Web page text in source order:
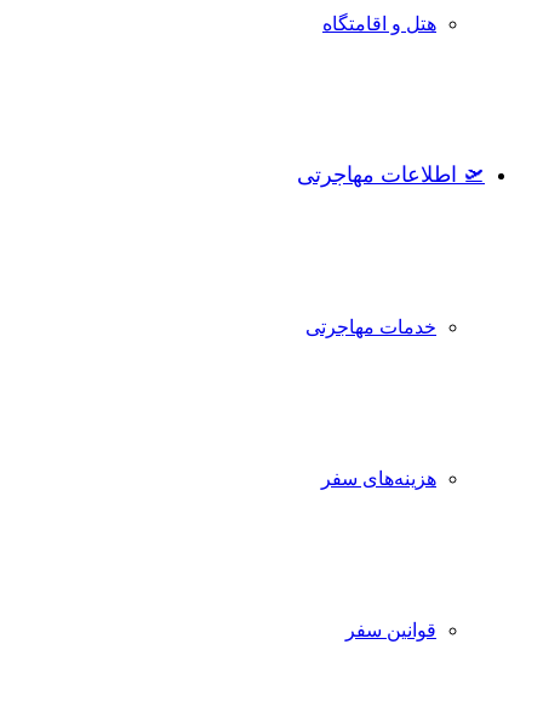
هتل و اقامتگاه
🛫 اطلاعات مهاجرتی
خدمات مهاجرتی
هزینه‌های سفر
قوانین سفر